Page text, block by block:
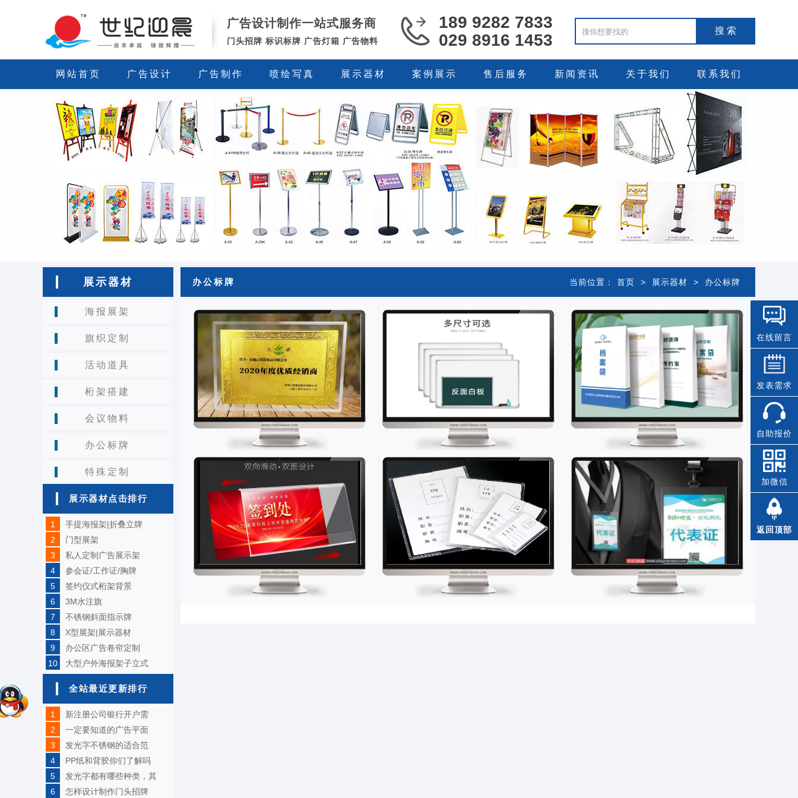
世
广
发
广告设计制作一站式服务商
门头招牌 标识标牌 广告灯箱 广告物料
189 9282 7833
029 8916 1453
网站首页 广告设计 广告制作 喷绘写真 展示器材 案例展示 售后服务 新闻资讯 关于我们 联系我们
展示器材
海报展架
旗织定制
活动道具
桁架搭建
会议物料
办公标牌
特殊定制
展示器材点击排行
1
手提海报架|折叠立牌
2
门型展架
3
私人定制广告展示架
4
参会证/工作证/胸牌
5
签约仪式桁架背景
6
3M水注旗
7
不锈钢斜面指示牌
8
X型展架|展示器材
9
办公区广告卷帘定制
10
大型户外海报架子立式
全站最近更新排行
1
新注册公司银行开户需
2
一定要知道的广告平面
3
发光字不锈钢的适合范
4
PP纸和背胶你们了解吗
5
发光字都有哪些种类，其
6
怎样设计制作门头招牌
办公标牌 当前位置： 首页 > 展示器材 > 办公标牌
在线留言
发表需求
自助报价
加微信
返回顶部